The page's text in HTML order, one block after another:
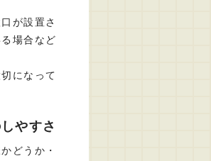
が設置さ
場合など
になって
やすさ
どうか・